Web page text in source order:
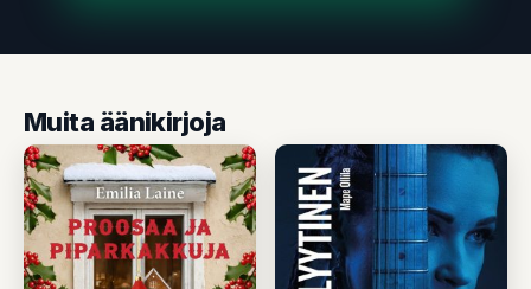
Muita äänikirjoja